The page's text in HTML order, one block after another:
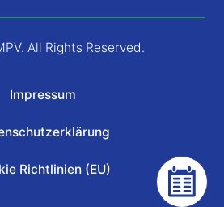
All Rights Reserved.
Impressum
Richtlinien (EU)